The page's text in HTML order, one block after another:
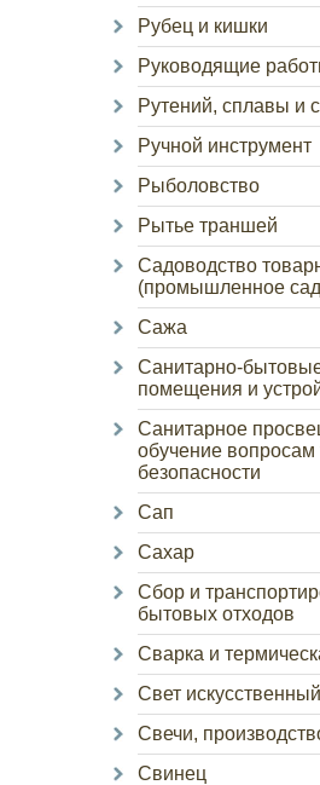
Рубец и кишки
Руководящие
Рутений, сплавы и
Ручной инструмент
Рыболовство
Рытье траншей
Садоводство
(промышленное
Сажа
Санитарно-
помещения и
Санитарное
обучение вопросам
безопасности
Сап
Сахар
Сбор и
бытовых отходов
Сварка и
Свет искусственный
Свечи,
Свинец